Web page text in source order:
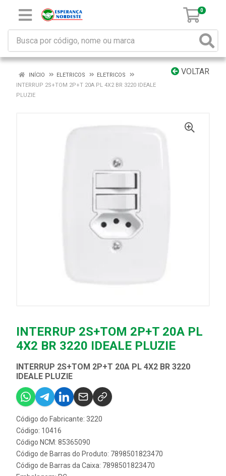
0
VOLTAR
INÍCIO ELETRICOS
ELETRICOS
INTERRUP 2S+TOM 2P+T 20A PL 4X2 BR 3220 IDEALE
PLUZIE
INTERRUP 2S+TOM 2P+T 20A PL
4X2 BR 3220 IDEALE PLUZIE
INTERRUP 2S+TOM 2P+T 20A PL 4X2 BR 3220
IDEALE PLUZIE
Código do Fabricante: 3220
Código: 10416
Código NCM: 85365090
Código de Barras do Produto: 7898501823470
Código de Barras da Caixa: 7898501823470